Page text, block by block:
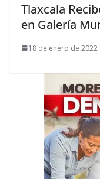
Tlaxcala
en Galería
18 de enero de 2022